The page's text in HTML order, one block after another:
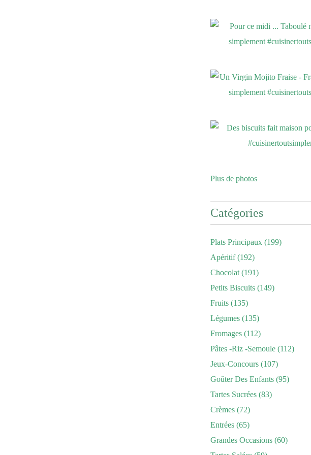
Plus de photos
Catégories
Plats Principaux (199)
Apéritif(192)
Chocolat (191)
Petits Biscuits (149)
Fruits (135)
Légumes (135)
Fromages (112)
Pâtes -riz -semoule (112)
Jeux-Concours (107)
Goûter Des Enfants (95)
Tartes Sucrées (83)
Crèmes (72)
Entrées (65)
Grandes Occasions (60)